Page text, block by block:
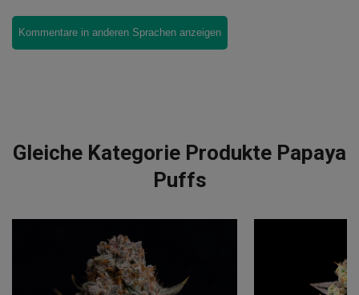
Kommentare in anderen Sprachen anzeigen
Gleiche Kategorie Produkte Papaya
Puffs